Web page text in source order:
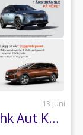
13 juni
Peugeot 5008 GT 1.2 PT 130hk Aut KAMPANJ BRÄNSLE INGÅR